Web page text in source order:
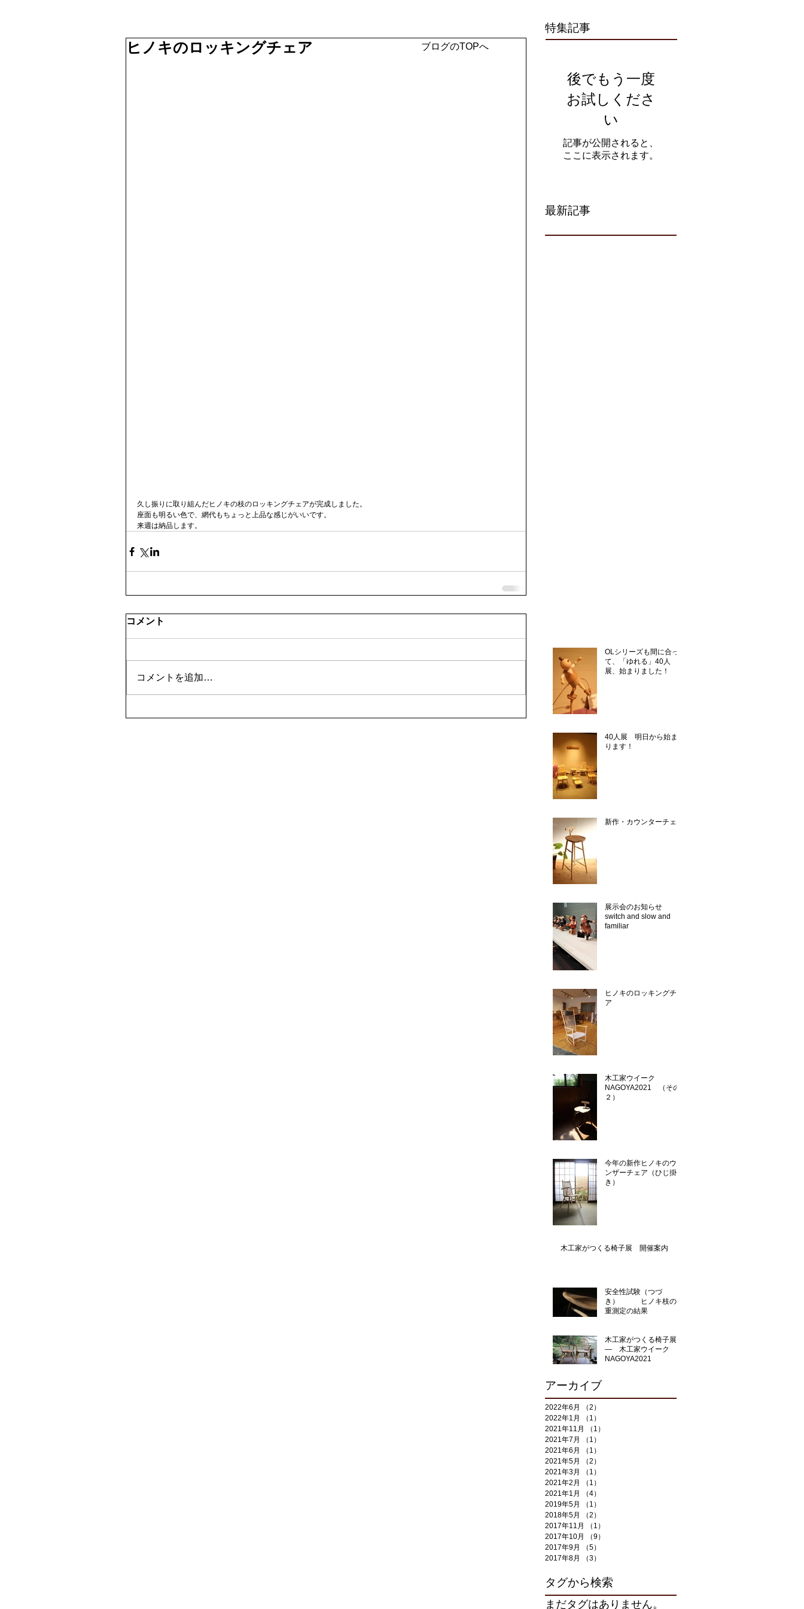
ヒノキのロッキングチェア
久し振りに取り組んだヒノキの枝のロッキングチェアが完成しました。
座面も明るい色で、網代もちょっと上品な感じがいいです。
来週は納品します。
コメント
コメントを追加…
ブログのTOPへ
特集記事
後でもう一度
お試しくださ
い
記事が公開されると、
ここに表示されます。
最新記事
OLシリーズも間に合っ
て、「ゆれる」40人
展、始まりました！
40人展 明日から始ま
ります！
新作・カウンターチェア
展示会のお知らせ
switch and slow and
familiar
ヒノキのロッキングチェ
ア
木工家ウイーク
NAGOYA2021 （その
２）
今年の新作ヒノキのウイ
ンザーチェア（ひじ掛付
き）
木工家がつくる椅子展 開催案内
安全性試験（つづ
き） ヒノキ枝の比
重測定の結果
木工家がつくる椅子展
― 木工家ウイーク
NAGOYA2021
アーカイブ
2022年6月 （2）
2022年1月
（1）
2021年11月
（1）
2021年7月
（1）
2021年6月
（1）
2021年5月
（2）
2021年3月
（1）
2021年2月
（1）
2021年1月
（4）
2019年5月
（1）
2018年5月
（2）
2017年11月
（1）
2017年10月
（9）
2017年9月
（5）
2017年8月
（3）
タグから検索
まだタグはありません。